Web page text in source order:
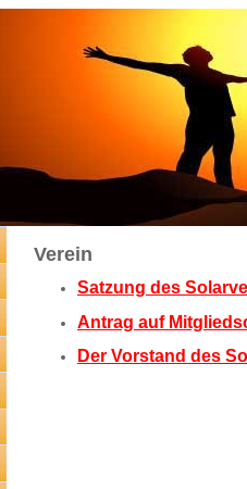
Verein
Satzung des
Antrag auf
Der Vorstand des